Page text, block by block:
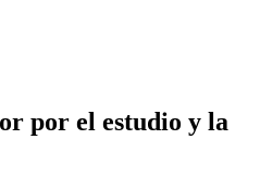
por el estudio y la